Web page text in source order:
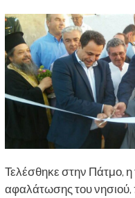
Τελέσθηκε στην Πάτμο,
αφαλάτωσης του νησιού,